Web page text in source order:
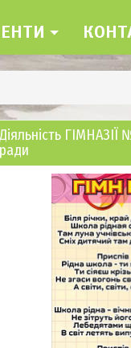
Діяльність ГІМНАЗІЇ
ради